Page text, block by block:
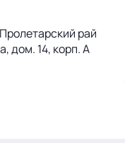
рай
дом. 14, корп. А